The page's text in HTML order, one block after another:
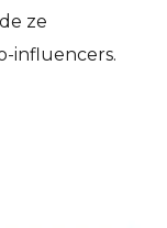
ze
influencers.